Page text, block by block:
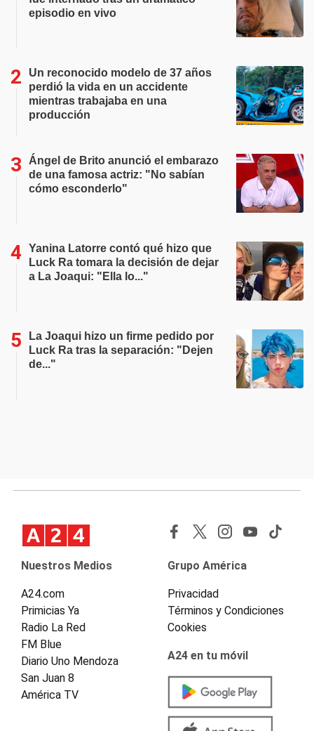
episodio en vivo
Un reconocido modelo de 37 años
perdió la vida en un accidente
mientras trabajaba en una
producción
Ángel de Brito anunció el embarazo
de una famosa actriz: "No sabían
cómo esconderlo"
Yanina Latorre contó qué hizo que
Luck Ra tomara la decisión de dejar
a La Joaqui: "Ella lo..."
La Joaqui hizo un firme pedido por
Luck Ra tras la separación: "Dejen
de..."
Nuestros Medios
A24.com
Primicias Ya
Radio La Red
FM Blue
Diario Uno Mendoza
San Juan 8
América TV
Grupo América
Privacidad
Términos y Condiciones
Cookies
A24 en tu móvil